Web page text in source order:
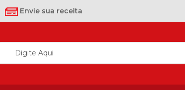
Envie sua receita